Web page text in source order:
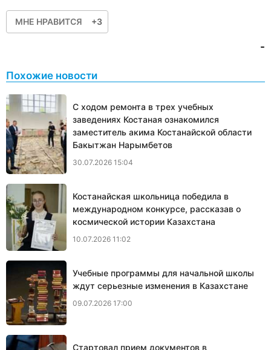
МНЕ НРАВИТСЯ +3
-
Похожие новости
С ходом ремонта в трех учебных
заведениях Костаная ознакомился
заместитель акима Костанайской области
Бакытжан Нарымбетов
30.07.2026 15:04
Костанайская школьница победила в
международном конкурсе, рассказав о
космической истории Казахстана
10.07.2026 11:02
Учебные программы для начальной школы
ждут серьезные изменения в Казахстане
09.07.2026 17:00
Cтартовал прием документов в